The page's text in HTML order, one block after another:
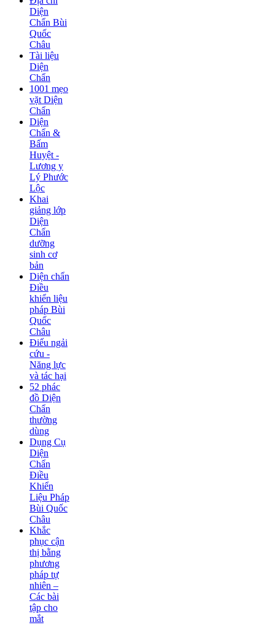
Diện
Chẩn Bùi
Quốc
Châu
Tài liệu
Diện
Chẩn
1001 mẹo
vặt Diện
Chẩn
Diện
Chẩn &
Bấm
Huyệt -
Lương y
Lý Phước
Lộc
Khai
giảng lớp
Diện
Chẩn
dưỡng
sinh cơ
bản
Diện chẩn
Điều
khiển liệu
pháp Bùi
Quốc
Châu
Điếu ngải
cứu -
Năng lực
và tác hại
52 phác
đồ Diện
Chẩn
thường
dùng
Dụng Cụ
Diện
Chẩn
Điều
Khiển
Liệu Pháp
Bùi Quốc
Châu
Khắc
phục cận
thị bằng
phương
pháp tự
nhiên –
Các bài
tập cho
mắt